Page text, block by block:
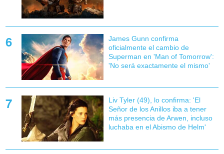
James Gunn confirma
oficialmente el cambio de
Superman en 'Man of Tomorrow':
'No será exactamente el mismo'
Liv Tyler (49), lo confirma: 'El
Señor de los Anillos iba a tener
más presencia de Arwen, incluso
luchaba en el Abismo de Helm'